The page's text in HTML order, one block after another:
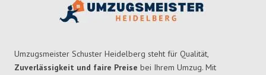
Umzugsmeister Schuster Heidelberg steht für Qualität,
Zuverlässigkeit und faire Preise bei Ihrem Umzug. Mit